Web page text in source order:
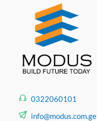
0322060101
info@modus.com.ge